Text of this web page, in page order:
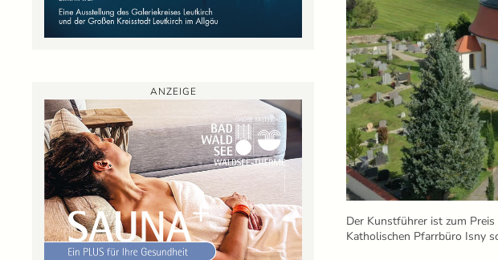
ANZEIGE
Der Kunstführer ist zum
Katholischen Pfarrbüro Isny